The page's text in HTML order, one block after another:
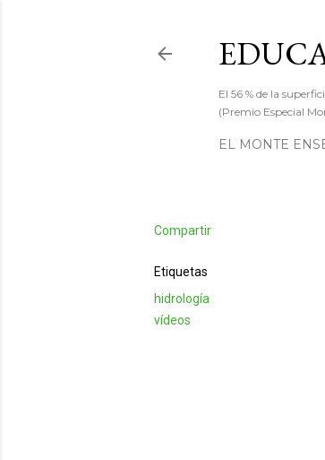
El 56 % de la
(Premio Especial
EL MONTE
Compartir
Etiquetas
hidrología
vídeos